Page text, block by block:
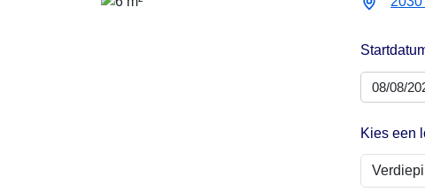
Kies een